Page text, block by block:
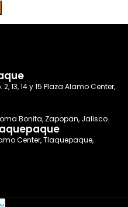
13, 14 y 15 Plaza Alamo Center,
Bonita, Zapopan, Jalisco.
Center, Tlaquepaque,